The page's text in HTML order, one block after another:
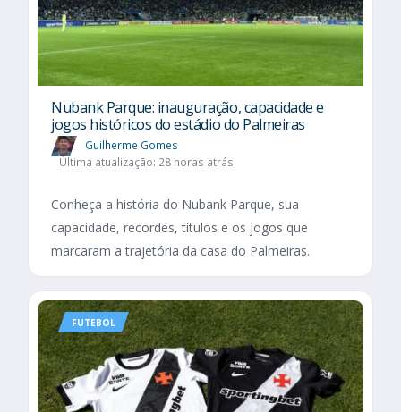
Nubank Parque: inauguração, capacidade e
jogos históricos do estádio do Palmeiras
Guilherme Gomes
Última atualização: 28 horas atrás
Conheça a história do Nubank Parque, sua
capacidade, recordes, títulos e os jogos que
marcaram a trajetória da casa do Palmeiras.
FUTEBOL